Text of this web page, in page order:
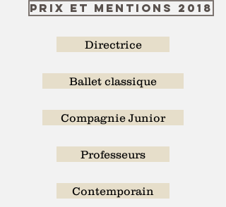
Prix et mentions 2018
Directrice
Ballet classique
Compagnie Junior
Professeurs
Contemporain